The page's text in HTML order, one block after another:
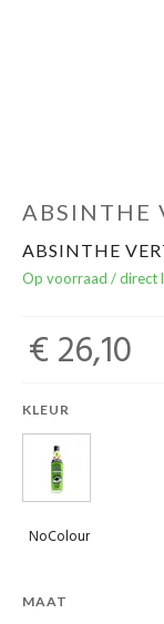
Geels Witteke
ABSINTHE
ABSINTHE
Op voorraad / direct
€ 26,10
KLEUR
NoColour
MAAT